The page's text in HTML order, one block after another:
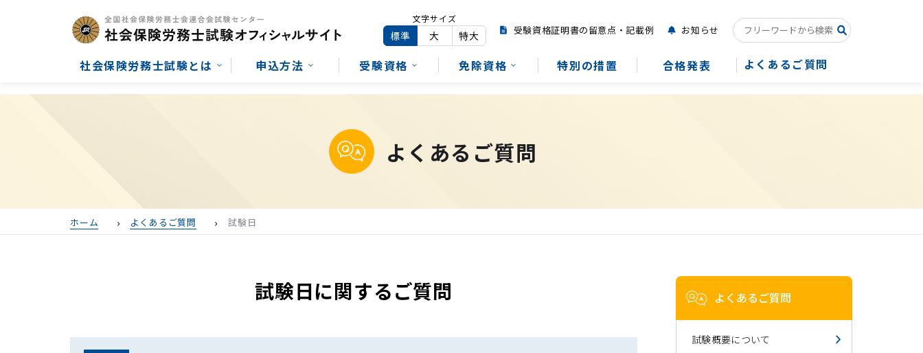
文字サイズ
標準 大 特大 受験資格証明書の留意点・記載例 お知らせ
社会保険労務士試験とは 申込方法 受験資格 免除資格 特別の措置 合格発表 よくあるご質問
よくあるご質問
ホーム よくあるご質問 試験日
試験日に関するご質問 よくあるご質問
試験概要について